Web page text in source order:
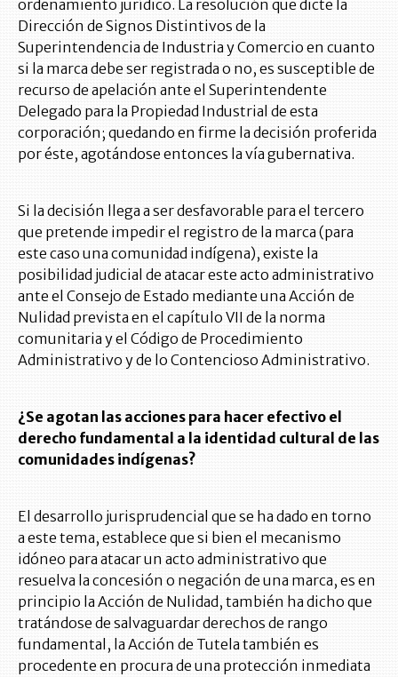
ordenamiento jurídico. La resolución que dicte la
Dirección de Signos Distintivos de la
Superintendencia de Industria y Comercio en cuanto
si la marca debe ser registrada o no, es susceptible de
recurso de apelación ante el Superintendente
Delegado para la Propiedad Industrial de esta
corporación; quedando en firme la decisión proferida
por éste, agotándose entonces la vía gubernativa.
Si la decisión llega a ser desfavorable para el tercero
que pretende impedir el registro de la marca (para
este caso una comunidad indígena), existe la
posibilidad judicial de atacar este acto administrativo
ante el Consejo de Estado mediante una Acción de
Nulidad prevista en el capítulo VII de la norma
comunitaria y el Código de Procedimiento
Administrativo y de lo Contencioso Administrativo.
¿Se agotan las acciones para hacer efectivo el
derecho fundamental a la identidad cultural de las
comunidades indígenas?
El desarrollo jurisprudencial que se ha dado en torno
a este tema, establece que si bien el mecanismo
idóneo para atacar un acto administrativo que
resuelva la concesión o negación de una marca, es en
principio la Acción de Nulidad, también ha dicho que
tratándose de salvaguardar derechos de rango
fundamental, la Acción de Tutela también es
procedente en procura de una protección inmediata